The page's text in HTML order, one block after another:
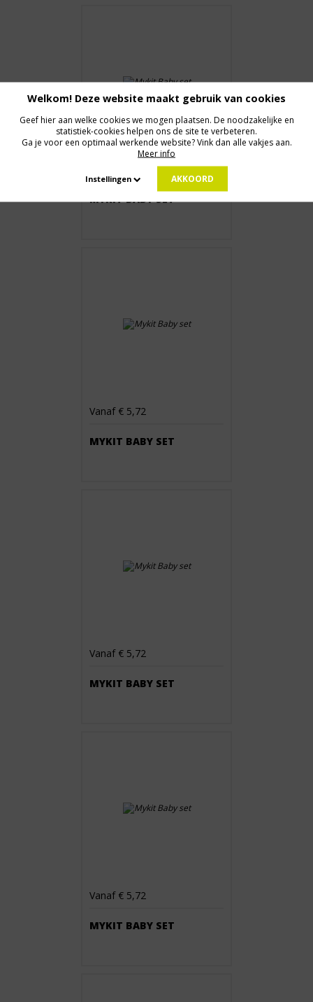
MYKIT BABY SET
Vanaf € 5,72
MYKIT BABY SET
Vanaf € 5,72
MYKIT BABY SET
Vanaf € 5,72
MYKIT BABY SET
Welkom! Deze website maakt gebruik van cookies
Geef hier aan welke cookies we mogen plaatsen. De noodzakelijke en
statistiek-cookies helpen ons de site te verbeteren.
Ga je voor een optimaal werkende website? Vink dan alle vakjes aan.
Meer info
Instellingen AKKOORD